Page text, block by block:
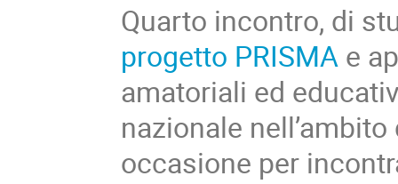
Quarto incontro, di
progetto PRISMA e
amatoriali ed
nazionale
occasione per